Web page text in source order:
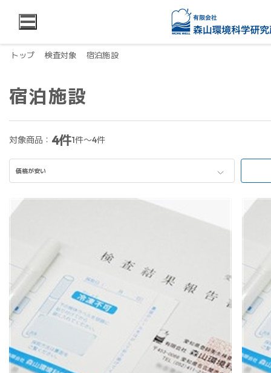
トップ 検査対象 宿泊施設
宿泊施設
対象商品： 4件1件～4件
価格が安い